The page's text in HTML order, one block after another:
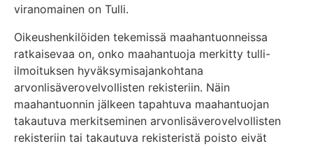
viranomainen on Tulli.
Oikeushenkilöiden tekemissä maahantuonneissa
ratkaisevaa on, onko maahantuoja merkitty tulli-
ilmoituksen hyväksymisajankohtana
arvonlisäverovelvollisten rekisteriin. Näin
maahantuonnin jälkeen tapahtuva maahantuojan
takautuva merkitseminen arvonlisäverovelvollisten
rekisteriin tai takautuva rekisteristä poisto eivät